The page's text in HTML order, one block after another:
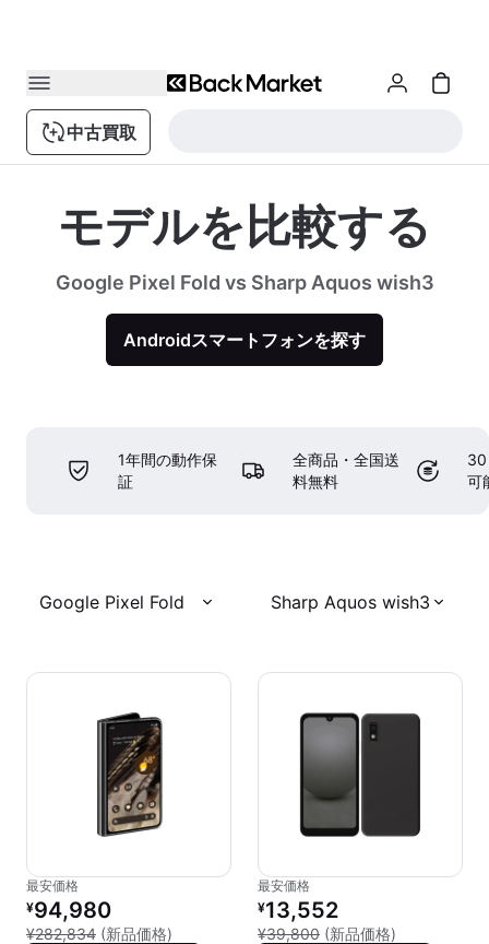
中古買取
モデルを比較する
Google Pixel Fold vs Sharp Aquos wish3
Androidスマートフォンを探す
1年間の動作保
証
全商品・全国送
料無料
30
可
Google Pixel Fold Sharp Aquos wish3
最安価格
リファービッシュ品の価格：
¥94,980
¥282,834 (新品価格) 新品との比較：¥282,834
最安価格
リファービッシュ品の価格：
¥13,552
¥39,800 (新品価格)